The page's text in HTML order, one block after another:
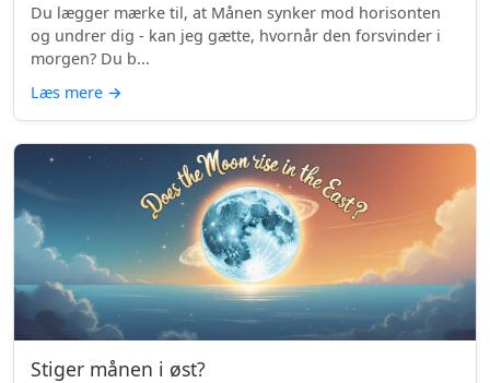
Du lægger mærke til, at Månen synker mod horisonten
og undrer dig - kan jeg gætte, hvornår den forsvinder i
morgen? Du b...
Læs mere →
Stiger månen i øst?